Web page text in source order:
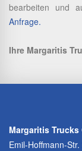
bearbeiten und
Anfrage.
Ihre Margaritis
Margaritis Trucks
Emil-Hoffmann-Str.